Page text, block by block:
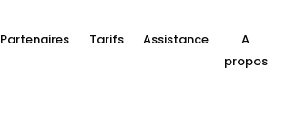
Partenaires Tarifs Assistance
A
propos